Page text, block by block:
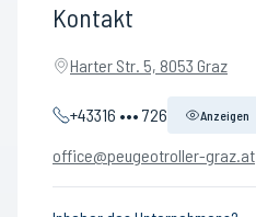
Kontakt
Harter Str. 5, 8053 Graz
+43316 ••• 726 Anzeigen
office@peugeotroller-graz.at